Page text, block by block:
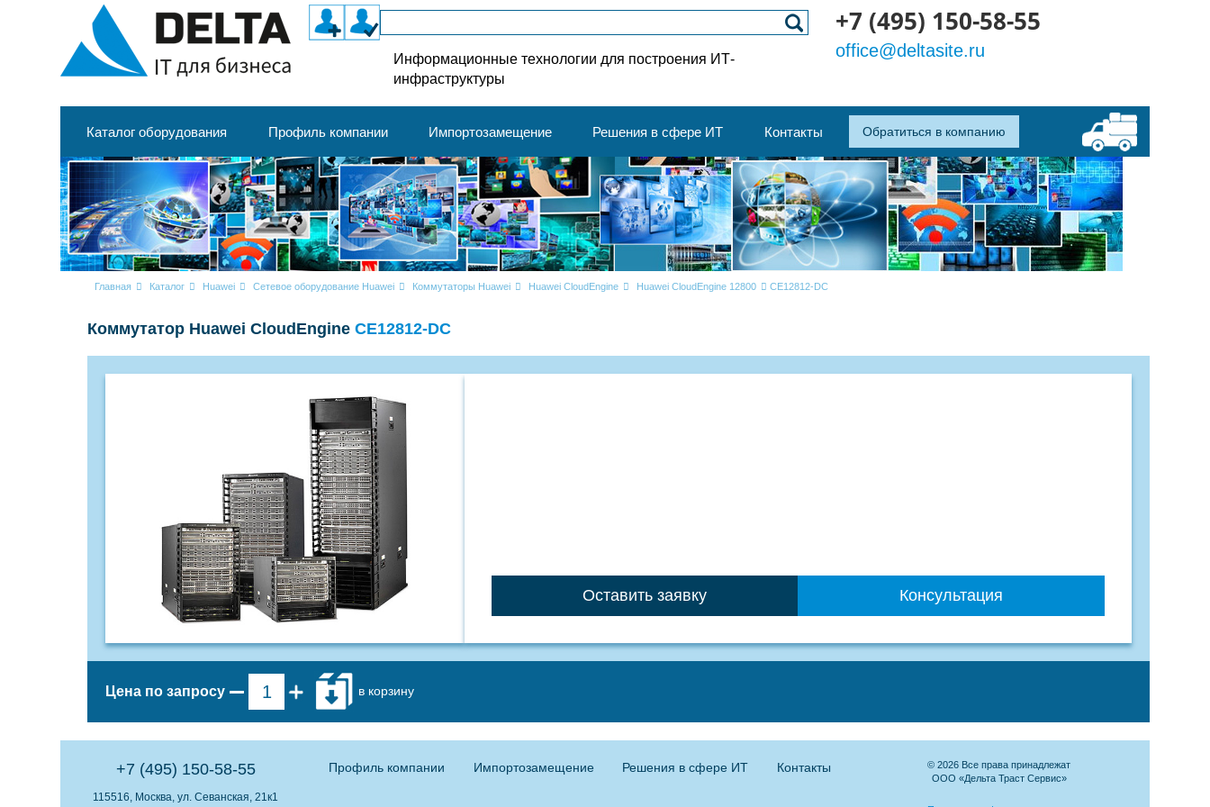
Информационные технологии для построения ИТ-
инфраструктуры
+7 (495) 150-58-55
office@deltasite.ru
Каталог оборудования Профиль компании Импортозамещение Решения в сфере ИТ Контакты Обратиться в компанию
Главная Каталог Huawei Сетевое оборудование Huawei Коммутаторы Huawei Huawei CloudEngine Huawei CloudEngine 12800 CE12812-DC
Коммутатор Huawei CloudEngineCE12812-DC
Оставить заявку Консультация
Цена по запросу в корзину
+7 (495) 150-58-55
115516, Москва, ул. Севанская, 21к1
Профиль компании Импортозамещение Решения в сфере ИТ Контакты
© 2026 Все права принадлежат
ООО «Дельта Траст Сервис»